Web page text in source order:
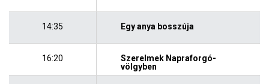
14:35 Egy anya bosszúja
16:20
Szerelmek Napraforgó-
völgyben